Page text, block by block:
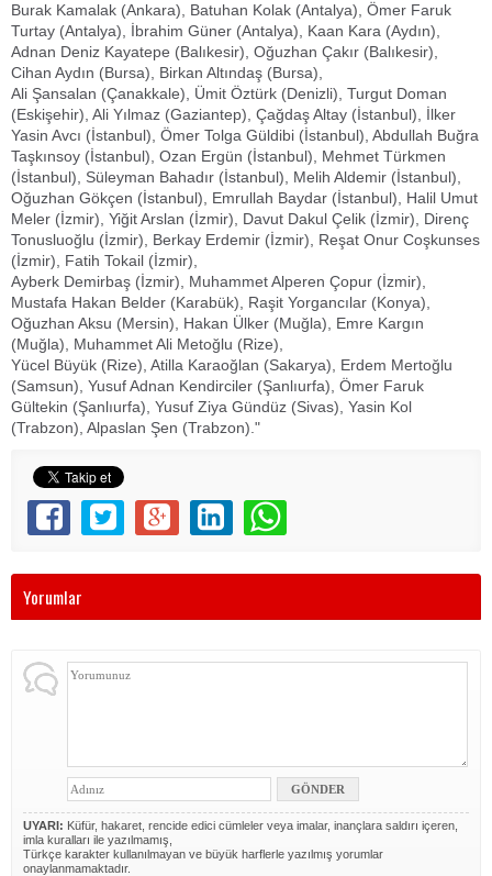
Burak Kamalak (Ankara), Batuhan Kolak (Antalya), Ömer Faruk
Turtay (Antalya), İbrahim Güner (Antalya), Kaan Kara (Aydın),
Adnan Deniz Kayatepe (Balıkesir), Oğuzhan Çakır (Balıkesir),
Cihan Aydın (Bursa), Birkan Altındaş (Bursa),
Ali Şansalan (Çanakkale), Ümit Öztürk (Denizli), Turgut Doman
(Eskişehir), Ali Yılmaz (Gaziantep), Çağdaş Altay (İstanbul), İlker
Yasin Avcı (İstanbul), Ömer Tolga Güldibi (İstanbul), Abdullah Buğra
Taşkınsoy (İstanbul), Ozan Ergün (İstanbul), Mehmet Türkmen
(İstanbul), Süleyman Bahadır (İstanbul), Melih Aldemir (İstanbul),
Oğuzhan Gökçen (İstanbul), Emrullah Baydar (İstanbul), Halil Umut
Meler (İzmir), Yiğit Arslan (İzmir), Davut Dakul Çelik (İzmir), Direnç
Tonusluoğlu (İzmir), Berkay Erdemir (İzmir), Reşat Onur Coşkunses
(İzmir), Fatih Tokail (İzmir),
Ayberk Demirbaş (İzmir), Muhammet Alperen Çopur (İzmir),
Mustafa Hakan Belder (Karabük), Raşit Yorgancılar (Konya),
Oğuzhan Aksu (Mersin), Hakan Ülker (Muğla), Emre Kargın
(Muğla), Muhammet Ali Metoğlu (Rize),
Yücel Büyük (Rize), Atilla Karaoğlan (Sakarya), Erdem Mertoğlu
(Samsun), Yusuf Adnan Kendirciler (Şanlıurfa), Ömer Faruk
Gültekin (Şanlıurfa), Yusuf Ziya Gündüz (Sivas), Yasin Kol
(Trabzon), Alpaslan Şen (Trabzon)."
Yorumlar
UYARI: Küfür, hakaret, rencide edici cümleler veya imalar, inançlara saldırı içeren,
imla kuralları ile yazılmamış,
Türkçe karakter kullanılmayan ve büyük harflerle yazılmış yorumlar
onaylanmamaktadır.